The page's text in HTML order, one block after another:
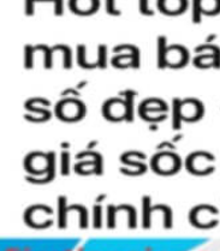
chỉ luôn gặp những may
hiện “Đẳng Cấp” của
kiện để sở hữu một sim tứ
người khác cũng sẽ biết
nào rồi?